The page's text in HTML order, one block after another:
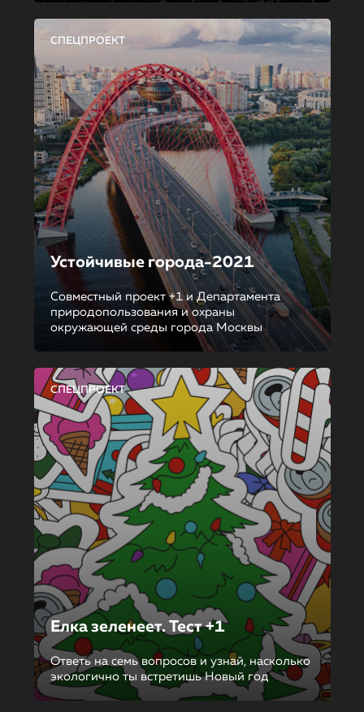
СПЕЦПРОЕКТ
Устойчивые города-2021
Совместный проект +1 и Департамента
природопользования и охраны
окружающей среды города Москвы
СПЕЦПРОЕКТ
Елка зеленеет. Тест +1
Ответь на семь вопросов и узнай, насколько
экологично ты встретишь Новый год